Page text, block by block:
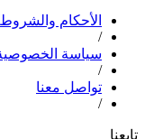
الأحكام والشروط
/
سياسة
/
تواصل معنا
/
تابعنا